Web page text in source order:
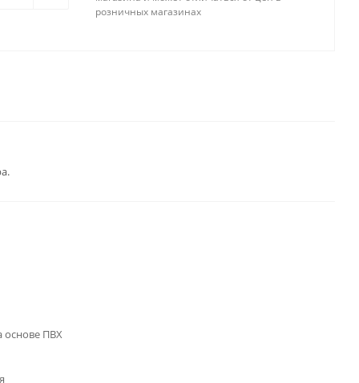
розничных магазинах
основе ПВХ